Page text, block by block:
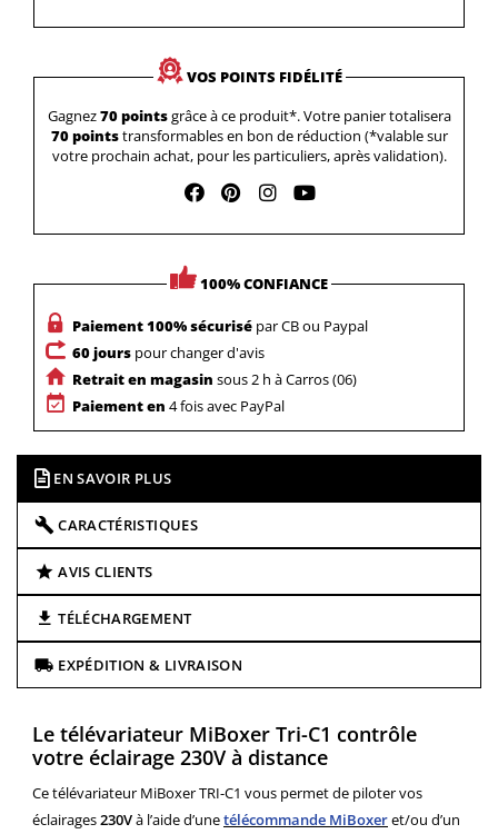
VOS POINTS FIDÉLITÉ
Gagnez70 pointsgrâce à ce produit*. Votre panier totalisera
70 pointstransformables en bon de réduction (*valable sur
votre prochain achat, pour les particuliers, après validation).
100% CONFIANCE
Paiement 100% sécurisé par CB ou Paypal
60 jours pour changer d'avis
Retrait en magasin sous 2 h à Carros (06)
Paiement en 4 fois avec PayPal
EN SAVOIR PLUS
CARACTÉRISTIQUES
AVIS CLIENTS
TÉLÉCHARGEMENT
EXPÉDITION & LIVRAISON
Le télévariateur MiBoxer Tri-C1 contrôle
votre éclairage 230V à distance
Ce télévariateur MiBoxer TRI-C1 vous permet de piloter vos
éclairages230Và l’aide d’unetélécommande MiBoxeret/ou d’un